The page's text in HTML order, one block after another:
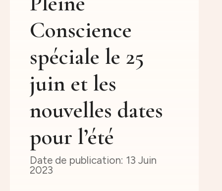
Conscience
spéciale le 25
juin et les
nouvelles dates
pour l’été
13 Juin
2023